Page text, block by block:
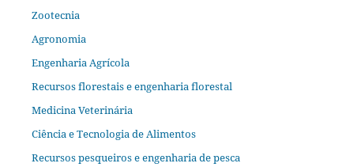
Zootecnia
Agronomia
Engenharia Agrícola
Recursos florestais e engenharia florestal
Medicina Veterinária
Ciência e Tecnologia de Alimentos
Recursos pesqueiros e engenharia de pesca